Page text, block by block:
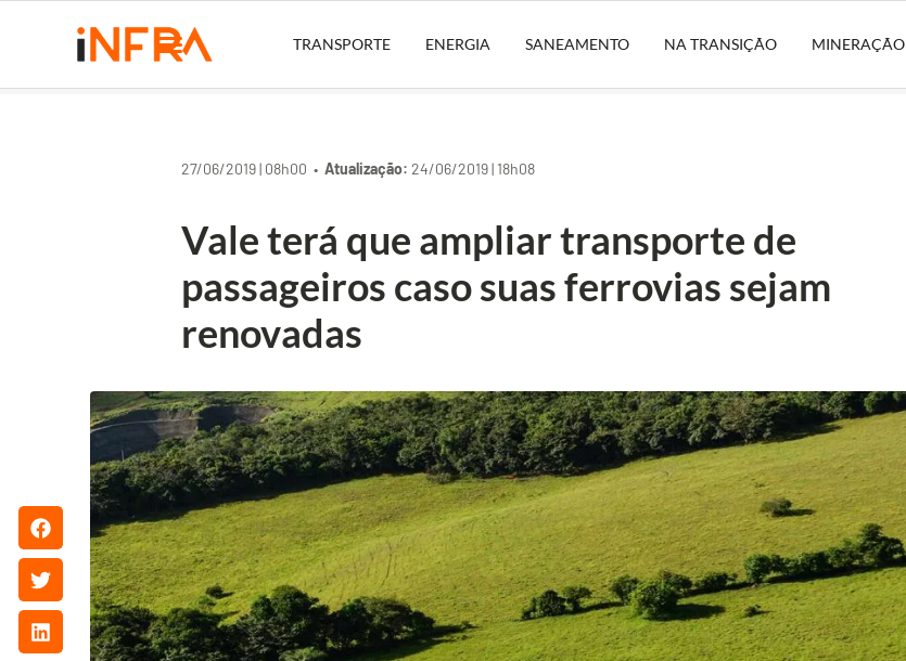
TRANSPORTE ENERGIA SANEAMENTO NA TRANSIÇÃO MINERAÇÃO
27/06/2019 | 08h00 •Atualização: 24/06/2019 | 18h08
Vale terá que ampliar transporte de
passageiros caso suas ferrovias sejam
renovadas